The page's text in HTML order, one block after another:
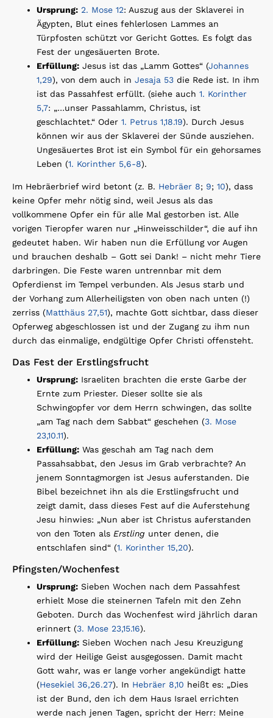
Ursprung: 2. Mose 12: Auszug aus der Sklaverei in
Ägypten, Blut eines fehlerlosen Lammes an
Türpfosten schützt vor Gericht Gottes. Es folgt das
Fest der ungesäuerten Brote.
Erfüllung: Jesus ist das „Lamm Gottes“ (Johannes
1,29), von dem auch in Jesaja 53 die Rede ist. In ihm
ist das Passahfest erfüllt. (siehe auch 1. Korinther
5,7: „…unser Passahlamm, Christus, ist
geschlachtet.“ Oder 1. Petrus 1,18.19). Durch Jesus
können wir aus der Sklaverei der Sünde ausziehen.
Ungesäuertes Brot ist ein Symbol für ein gehorsames
Leben (1. Korinther 5,6-8).
Im Hebräerbrief wird betont (z. B. Hebräer 8; 9; 10), dass
keine Opfer mehr nötig sind, weil Jesus als das
vollkommene Opfer ein für alle Mal gestorben ist. Alle
vorigen Tieropfer waren nur „Hinweisschilder“, die auf ihn
gedeutet haben. Wir haben nun die Erfüllung vor Augen
und brauchen deshalb – Gott sei Dank! – nicht mehr Tiere
darbringen. Die Feste waren untrennbar mit dem
Opferdienst im Tempel verbunden. Als Jesus starb und
der Vorhang zum Allerheiligsten von oben nach unten (!)
zerriss (Matthäus 27,51), machte Gott sichtbar, dass dieser
Opferweg abgeschlossen ist und der Zugang zu ihm nun
durch das einmalige, endgültige Opfer Christi offensteht.
Das Fest der Erstlingsfrucht
Ursprung: Israeliten brachten die erste Garbe der
Ernte zum Priester. Dieser sollte sie als
Schwingopfer vor dem Herrn schwingen, das sollte
„am Tag nach dem Sabbat“ geschehen (3. Mose
23,10.11).
Erfüllung: Was geschah am Tag nach dem
Passahsabbat, den Jesus im Grab verbrachte? An
jenem Sonntagmorgen ist Jesus auferstanden. Die
Bibel bezeichnet ihn als die Erstlingsfrucht und
zeigt damit, dass dieses Fest auf die Auferstehung
Jesu hinwies: „Nun aber ist Christus auferstanden
von den Toten als Erstling unter denen, die
entschlafen sind“ (1. Korinther 15,20).
Pfingsten/Wochenfest
Ursprung: Sieben Wochen nach dem Passahfest
erhielt Mose die steinernen Tafeln mit den Zehn
Geboten. Durch das Wochenfest wird jährlich daran
erinnert (3. Mose 23,15.16).
Erfüllung: Sieben Wochen nach Jesu Kreuzigung
wird der Heilige Geist ausgegossen. Damit macht
Gott wahr, was er lange vorher angekündigt hatte
(Hesekiel 36,26.27). In Hebräer 8,10 heißt es: „Dies
ist der Bund, den ich dem Haus Israel errichten
werde nach jenen Tagen, spricht der Herr: Meine